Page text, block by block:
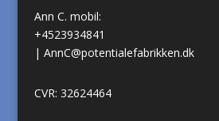
Ann C. mobil:
+4523934841
| AnnC@potentialefabrikken.dk
CVR: 32624464